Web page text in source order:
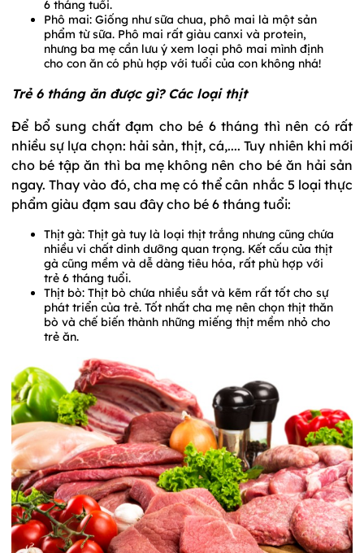
6 tháng tuổi.
Phô mai: Giống như sữa chua, phô mai là một sản
phẩm từ sữa. Phô mai rất giàu canxi và protein,
nhưng ba mẹ cần lưu ý xem loại phô mai mình định
cho con ăn có phù hợp với tuổi của con không nhá!
Trẻ 6 tháng ăn được gì? Các loại thịt
Để bổ sung chất đạm cho bé 6 tháng thì nên có rất
nhiều sự lựa chọn: hải sản, thịt, cá,.... Tuy nhiên khi mới
cho bé tập ăn thì ba mẹ không nên cho bé ăn hải sản
ngay. Thay vào đó, cha mẹ có thể cân nhắc 5 loại thực
phẩm giàu đạm sau đây cho bé 6 tháng tuổi:
Thịt gà: Thịt gà tuy là loại thịt trắng nhưng cũng chứa
nhiều vi chất dinh dưỡng quan trọng. Kết cấu của thịt
gà cũng mềm và dễ dàng tiêu hóa, rất phù hợp với
trẻ 6 tháng tuổi.
Thịt bò: Thịt bò chứa nhiều sắt và kẽm rất tốt cho sự
phát triển của trẻ. Tốt nhất cha mẹ nên chọn thịt thăn
bò và chế biến thành những miếng thịt mềm nhỏ cho
trẻ ăn.